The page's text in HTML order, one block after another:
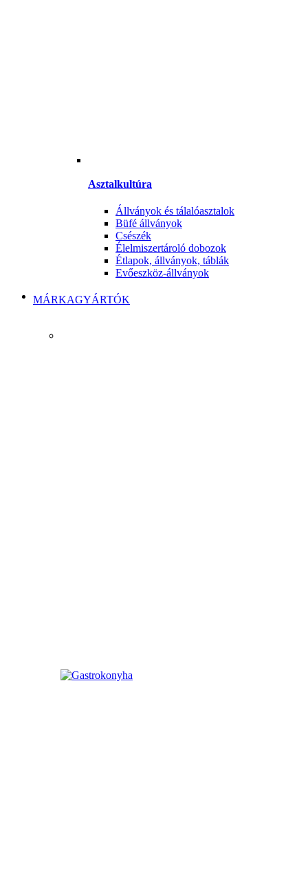
Asztalkultúra
Állványok és tálalóasztalok
Büfé állványok
Csészék
Élelmiszertároló dobozok
Étlapok, állványok, táblák
Evőeszköz-állványok
MÁRKAGYÁRTÓK